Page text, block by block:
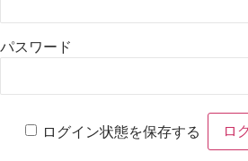
パスワード
ログイン状態を保存する